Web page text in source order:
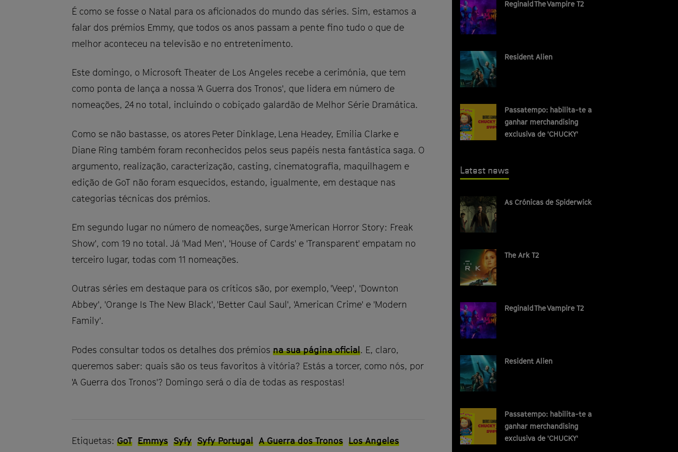
É como se fosse o Natal para os aficionados do mundo das séries. Sim, estamos a
falar dos prémios Emmy, que todos os anos passam a pente fino tudo o que de
melhor aconteceu na televisão e no entretenimento.
Este domingo, o Microsoft Theater de Los Angeles recebe a cerimónia, que tem
como ponta de lança a nossa 'A Guerra dos Tronos', que lidera em número de
nomeações, 24 no total, incluindo o cobiçado galardão de Melhor Série Dramática.
Como se não bastasse, os atores Peter Dinklage, Lena Headey, Emilia Clarke e
Diane Ring também foram reconhecidos pelos seus papéis nesta fantástica saga. O
argumento, realização, caracterização, casting, cinematografia, maquilhagem e
edição de GoT não foram esquecidos, estando, igualmente, em destaque nas
categorias técnicas dos prémios.
Em segundo lugar no número de nomeações, surge 'American Horror Story: Freak
Show', com 19 no total. Já 'Mad Men', 'House of Cards' e 'Transparent' empatam no
terceiro lugar, todas com 11 nomeações.
Outras séries em destaque para os críticos são, por exemplo, 'Veep', 'Downton
Abbey', 'Orange Is The New Black', 'Better Caul Saul', 'American Crime' e 'Modern
Family'.
Podes consultar todos os detalhes dos prémios na sua página oficial. E, claro,
queremos saber: quais são os teus favoritos à vitória? Estás a torcer, como nós, por
'A Guerra dos Tronos'? Domingo será o dia de todas as respostas!
Etiquetas: GoT Emmys Syfy Syfy Portugal A Guerra dos Tronos Los Angeles
Reginald The Vampire T2
Resident Alien
Passatempo: habilita-te a
ganhar merchandising
exclusiva de 'CHUCKY'
Latest news
As Crónicas de Spiderwick
The Ark T2
Reginald The Vampire T2
Resident Alien
Passatempo: habilita-te a
ganhar merchandising
exclusiva de 'CHUCKY'